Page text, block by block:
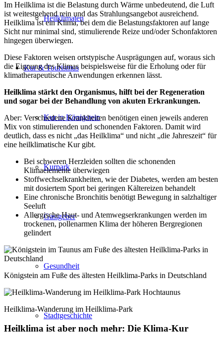
Heilklimaten
Kur & Tourismus
Kur in Königstein
Kurpark
Gastgeber
Gesundheit
Stadtgeschichte
Im Heilklima ist die Belastung durch Wärme unbedeutend, die Luft
ist weitestgehend rein und das Strahlungsangebot ausreichend.
Heilklima ist ein Klima, bei dem die Belastungsfaktoren auf lange
Sicht nur minimal sind, stimulierende Reize und/oder Schonfaktoren
hingegen überwiegen.
Diese Faktoren weisen ortstypische Ausprägungen auf, woraus sich
die Eignung des Klimas beispielsweise für die Erholung oder für
klimatherapeutische Anwendungen erkennen lässt.
Heilklima stärkt den Organismus, hilft bei der Regeneration
und sogar bei der Behandlung von akuten Erkrankungen.
Aber: Verschiedene Krankheiten benötigen einen jeweils anderen
Mix von stimulierenden und schonenden Faktoren. Damit wird
deutlich, dass es nicht „das Heilklima“ und nicht „die Jahreszeit“ für
eine heilklimatische Kur gibt.
Bei schweren Herzleiden sollten die schonenden
Klimaelemente überwiegen
Stoffwechselkrankheiten, wie der Diabetes, werden am besten
mit dosiertem Sport bei geringen Kältereizen behandelt
Eine chronische Bronchitis benötigt Bewegung in salzhaltiger
Seeluft
Allergische Haut- und Atemwegserkrankungen werden im
trockenen, pollenarmen Klima der höheren Bergregionen
gelindert
Königstein am Fuße des ältesten Heilklima-Parks in Deutschland
Heilklima-Wanderung im Heilklima-Park
Heilklima ist aber noch mehr: Die Klima-Kur